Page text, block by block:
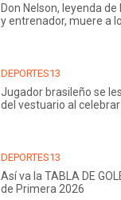
Don Nelson, leyenda
y entrenador, muere a
DEPORTES13
Jugador brasileño se
del vestuario al celebrar
DEPORTES13
Así va la TABLA DE
de Primera 2026